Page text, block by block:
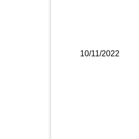
10/11/2022